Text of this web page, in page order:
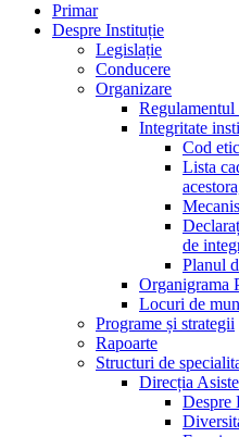
Primar
Despre Instituție
Legislație
Conducere
Organizare
Regulamentul
Integritate
Cod
Lista
de
Planul
Organigrama
Locuri de
Programe și strategii
Rapoarte
Structuri de
Direcția
Despre